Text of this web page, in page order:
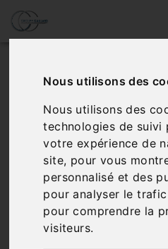
Nous utilisons des
Nous utilisons des
technologies de suivi
votre expérience de
site, pour vous
personnalisé et des
pour analyser le
pour comprendre la
visiteurs.
Aucun véhicule dans vos
ajouter via notre